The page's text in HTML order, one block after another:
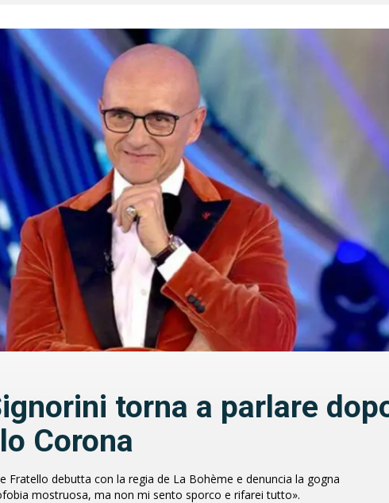
torna a parlare
Corona
Fratello debutta con la regia de La Bohème e denuncia la gogna
mostruosa, ma non mi sento sporco e rifarei tutto».